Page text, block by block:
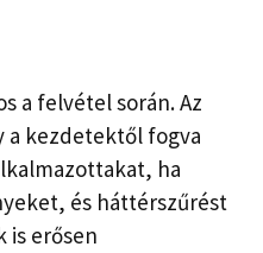
a felvétel során. Az
a kezdetektől fogva
ha
és háttérszűrést
is erősen